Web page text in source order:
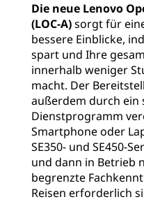
Die neue Lenovo
(LOC-A)sorgt für
bessere Einblicke,
spart und Ihre
innerhalb weniger
macht. Der
außerdem durch ein
Dienstprogramm
Smartphone oder
SE350- und SE450-
und dann in Betrieb
begrenzte
Reisen erforderlich